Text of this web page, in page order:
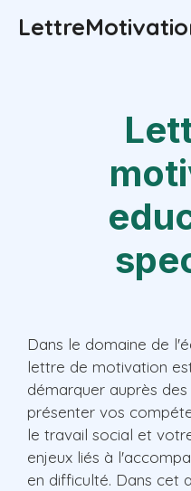
Dans le domaine de
lettre de motivation
démarquer auprès
présenter vos
le travail social et
enjeux liés à
en difficulté. Dans cet